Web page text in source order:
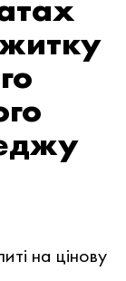
на цiнову